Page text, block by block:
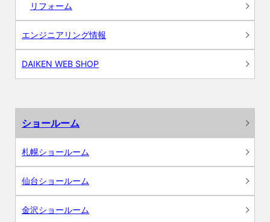
リフォーム
エンジニアリング情報
DAIKEN WEB SHOP
ショールーム
札幌ショールーム
仙台ショールーム
金沢ショールーム